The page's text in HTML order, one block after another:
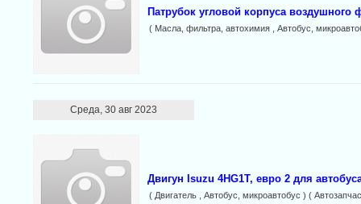
Патрубок угловой корпуса воздушного
( Масла, фильтра, автохимия , Автобус,
Среда, 30 авг 2023
Двигун Isuzu 4HG1T, евро 2 для
( Двигатель , Автобус, микроавтобус ) (